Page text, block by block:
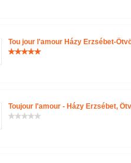
Tou jour l'amour Házy Erzsébet-
Toujour l'amour - Házy Erzsébet,